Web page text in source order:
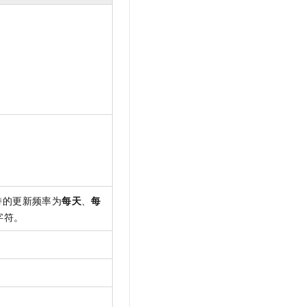
更新频率为每天 、每
。